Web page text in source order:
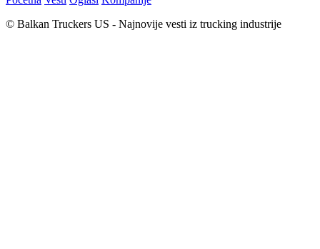
© Balkan Truckers US - Najnovije vesti iz trucking industrije